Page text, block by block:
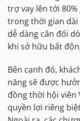
trợ vay lên tới
trong thời gian dài
dễ dàng cân đối
khi sở hữu bất
Bên cạnh đó,
năng sẽ được
đồng thời hội viên
quyền lợi riêng